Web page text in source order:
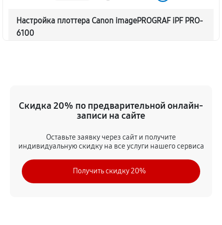
Настройка плоттера Canon imagePROGRAF iPF PRO-
6100
Замена ремня плоттера Canon imagePROGRAF iPF
2430 руб 60 минут
Замена печатной головки
4320 руб 60 минут
Скидка 20% по предварительной онлайн-
записи на сайте
Оставьте заявку через сайт и получите
индивидуальную скидку на все услуги нашего сервиса
Получить скидку 20%